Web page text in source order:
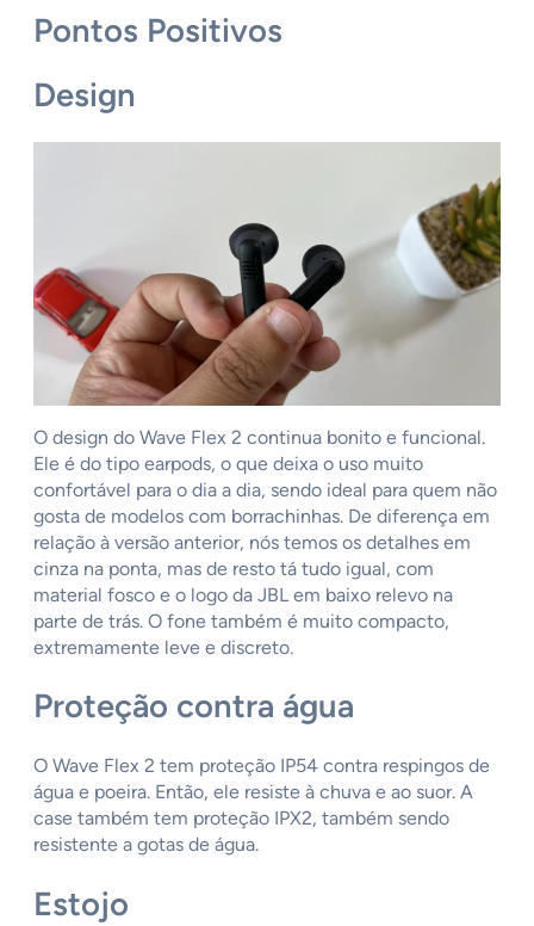
Pontos Positivos
Design
O design do Wave Flex 2 continua bonito e funcional.
Ele é do tipo earpods, o que deixa o uso muito
confortável para o dia a dia, sendo ideal para quem não
gosta de modelos com borrachinhas. De diferença em
relação à versão anterior, nós temos os detalhes em
cinza na ponta, mas de resto tá tudo igual, com
material fosco e o logo da JBL em baixo relevo na
parte de trás. O fone também é muito compacto,
extremamente leve e discreto.
Proteção contra água
O Wave Flex 2 tem proteção IP54 contra respingos de
água e poeira. Então, ele resiste à chuva e ao suor. A
case também tem proteção IPX2, também sendo
resistente a gotas de água.
Estojo